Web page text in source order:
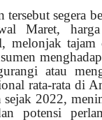
tersebut segera
Maret,
melonjak
atau
rata-rata di
2022,
potensi